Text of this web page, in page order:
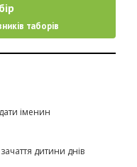
таборів
іменин
дитини днів